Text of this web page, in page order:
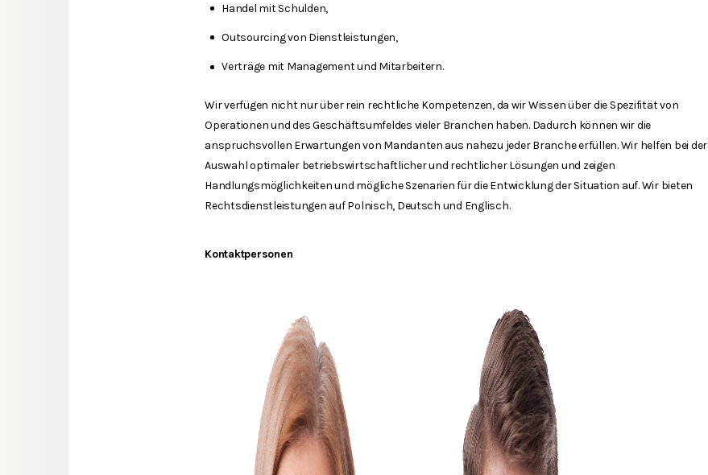
Handel mit Schulden,
Outsourcing von Dienstleistungen,
Verträge mit Management und Mitarbeitern.
Wir verfügen nicht nur über rein rechtliche Kompetenzen, da wir Wissen über die Spezifität von
Operationen und des Geschäftsumfeldes vieler Branchen haben. Dadurch können wir die
anspruchsvollen Erwartungen von Mandanten aus nahezu jeder Branche erfüllen. Wir helfen bei der
Auswahl optimaler betriebswirtschaftlicher und rechtlicher Lösungen und zeigen
Handlungsmöglichkeiten und mögliche Szenarien für die Entwicklung der Situation auf. Wir bieten
Rechtsdienstleistungen auf Polnisch, Deutsch und Englisch.
Kontaktpersonen